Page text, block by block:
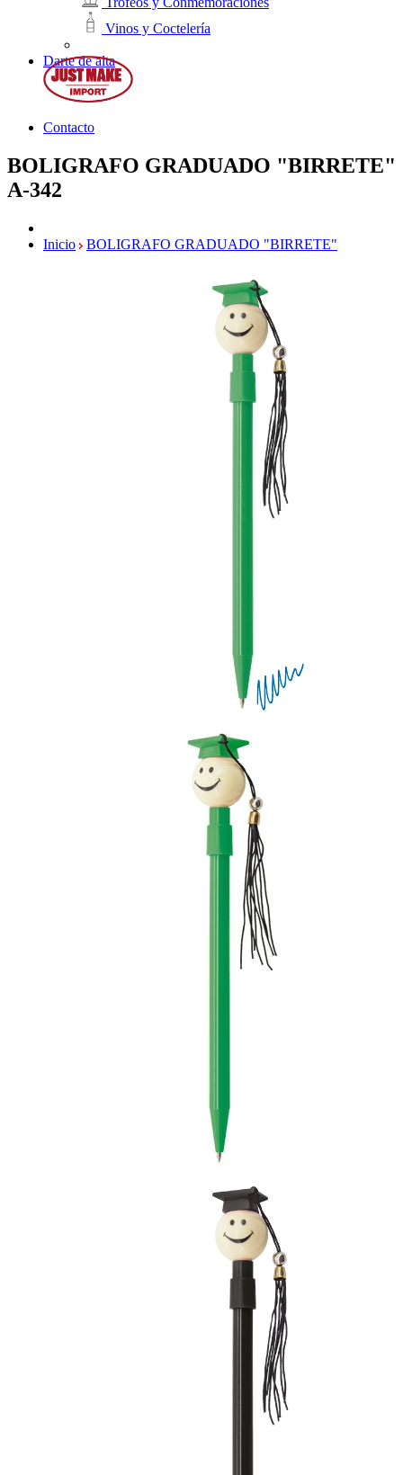
Vinos y Coctelería
Darte de alta
Contacto
BOLIGRAFO GRADUADO "BIRRETE"
A-342
Inicio BOLIGRAFO GRADUADO "BIRRETE"